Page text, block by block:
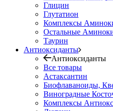
Глицин
Глутатион
Комплексы
Остальные
Таурин
Антиоксиданты
Антиоксиданты
Все товары
Астаксантин
Биофлаваноиды,
Виноградные
Комплексы